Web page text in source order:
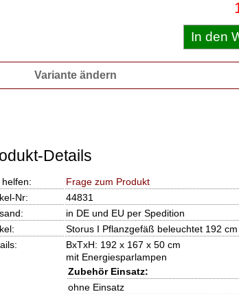
Variante ändern
Details
helfen:
Frage zum Produkt
Nr:
44831
in DE und EU per Spedition
Storus I Pflanzgefäß beleuchtet 192 cm
BxTxH: 192 x 167 x 50 cm
mit Energiesparlampen
Zubehör Einsatz:
ohne Einsatz